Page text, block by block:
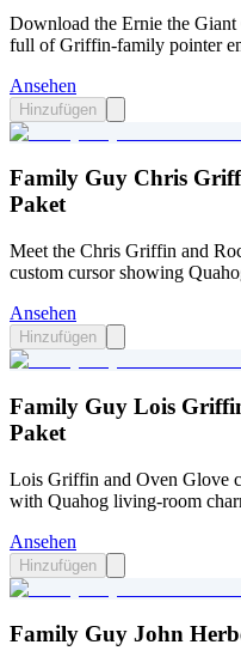
Download the Ernie the
full of Griffin-family pointer
Ansehen
Hinzufügen
Family Guy Chris
Paket
Meet the Chris Griffin and
custom cursor showing
Ansehen
Hinzufügen
Family Guy Lois
Paket
Lois Griffin and Oven Glove
with Quahog living-room
Ansehen
Hinzufügen
Family Guy John